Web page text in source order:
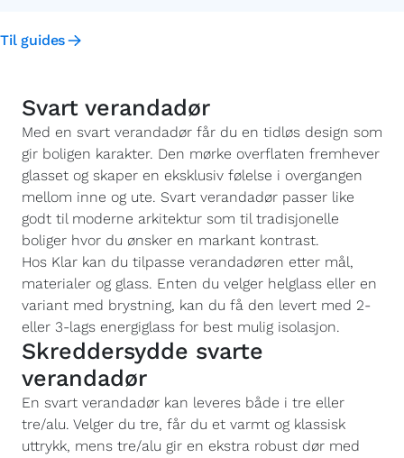
Til guides
Svart verandadør
Med en svart verandadør får du en tidløs design som
gir boligen karakter. Den mørke overflaten fremhever
glasset og skaper en eksklusiv følelse i overgangen
mellom inne og ute. Svart verandadør passer like
godt til moderne arkitektur som til tradisjonelle
boliger hvor du ønsker en markant kontrast.
Hos Klar kan du tilpasse verandadøren etter mål,
materialer og glass. Enten du velger helglass eller en
variant med brystning, kan du få den levert med 2-
eller 3-lags energiglass for best mulig isolasjon.
Skreddersydde svarte
verandadør
En svart verandadør kan leveres både i tre eller
tre/alu. Velger du tre, får du et varmt og klassisk
uttrykk, mens tre/alu gir en ekstra robust dør med